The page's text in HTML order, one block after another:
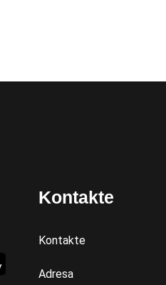
Kontakte
Kontakte
Adresa